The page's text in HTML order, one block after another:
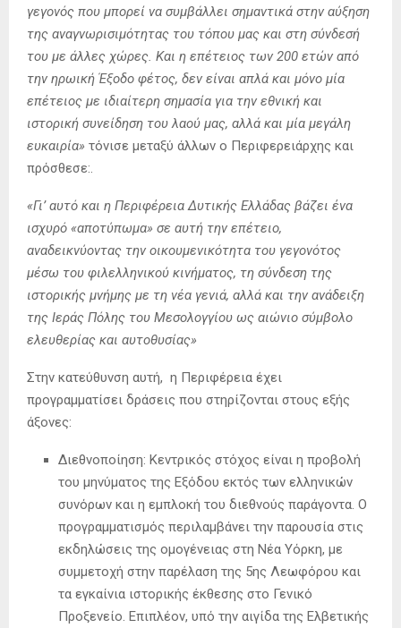
γεγονός που μπορεί να συμβάλλει σημαντικά στην αύξηση
της αναγνωρισιμότητας του τόπου μας και στη σύνδεσή
του με άλλες χώρες. Και η επέτειος των 200 ετών από
την ηρωική Έξοδο φέτος, δεν είναι απλά και μόνο μία
επέτειος με ιδιαίτερη σημασία για την εθνική και
ιστορική συνείδηση του λαού μας, αλλά και μία μεγάλη
ευκαιρία» τόνισε μεταξύ άλλων ο Περιφερειάρχης και
πρόσθεσε:.
«Γι’ αυτό και η Περιφέρεια Δυτικής Ελλάδας βάζει ένα
ισχυρό «αποτύπωμα» σε αυτή την επέτειο,
αναδεικνύοντας την οικουμενικότητα του γεγονότος
μέσω του φιλελληνικού κινήματος, τη σύνδεση της
ιστορικής μνήμης με τη νέα γενιά, αλλά και την ανάδειξη
της Ιεράς Πόλης του Μεσολογγίου ως αιώνιο σύμβολο
ελευθερίας και αυτοθυσίας»
Στην κατεύθυνση αυτή, η Περιφέρεια έχει
προγραμματίσει δράσεις που στηρίζονται στους εξής
άξονες:
Διεθνοποίηση: Κεντρικός στόχος είναι η προβολή
του μηνύματος της Εξόδου εκτός των ελληνικών
συνόρων και η εμπλοκή του διεθνούς παράγοντα. Ο
προγραμματισμός περιλαμβάνει την παρουσία στις
εκδηλώσεις της ομογένειας στη Νέα Υόρκη, με
συμμετοχή στην παρέλαση της 5ης Λεωφόρου και
τα εγκαίνια ιστορικής έκθεσης στο Γενικό
Προξενείο. Επιπλέον, υπό την αιγίδα της Ελβετικής